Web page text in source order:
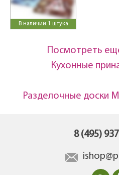
В наличии 1 штука
Посмотреть
Кухонные
Разделочные доски
8 (495)